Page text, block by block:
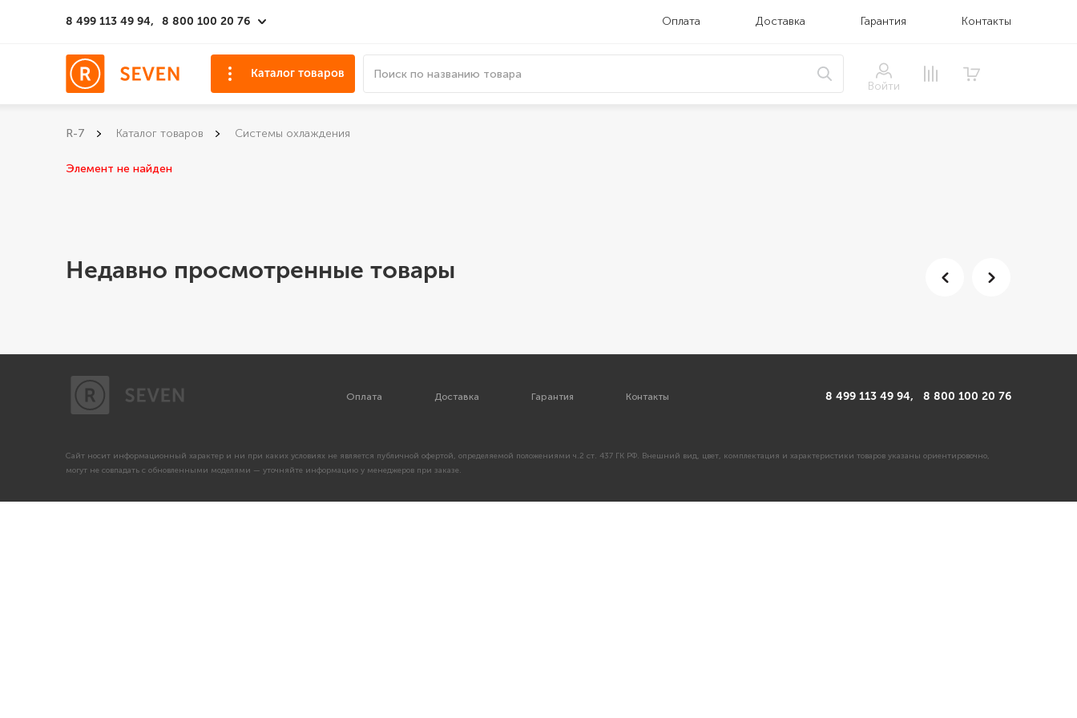
8 499 113 49 94, 8 800 100 20 76 Оплата Доставка Гарантия Контакты
Войти
Каталог товаров
R-7 Каталог товаров Системы охлаждения
Элемент не найден
Недавно просмотренные товары
Оплата Доставка Гарантия Контакты 8 499 113 49 94, 8 800 100 20 76
Сайт носит информационный характер и ни при каких условиях не является публичной офертой, определяемой положениями ч.2 ст. 437 ГК РФ. Внешний вид, цвет, комплектация и характеристики товаров указаны ориентировочно,
могут не совпадать с обновленными моделями — уточняйте информацию у менеджеров при заказе.